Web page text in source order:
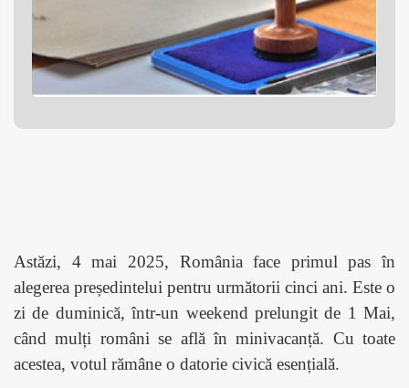
Astăzi, 4 mai 2025, România face primul pas în
alegerea președintelui pentru următorii cinci ani. Este o
zi de duminică, într-un weekend prelungit de 1 Mai,
când mulți români se află în minivacanță. Cu toate
acestea, votul rămâne o datorie civică esențială.​